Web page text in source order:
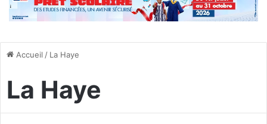
Accueil / La Haye
La Haye